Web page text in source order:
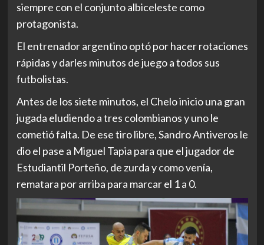
siempre con el conjunto albiceleste como
protagonista.
El entrenador argentino optó por hacer rotaciones
rápidas y darles minutos de juego a todos sus
futbolistas.
Antes de los siete minutos, el Chelo inicio una gran
jugada eludiendo a tres colombianos y uno le
cometió falta. De ese tiro libre, Sandro Antiveros le
dio el pase a Miguel Tapia para que el jugador de
Estudiantil Porteño, de zurda y como venía,
rematara por arriba para marcar el 1 a 0.